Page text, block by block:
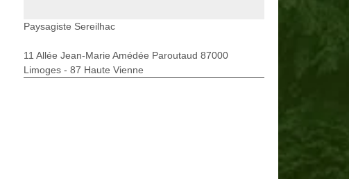
Paysagiste Sereilhac
11 Allée Jean-Marie Amédée Paroutaud 87000
Limoges - 87 Haute Vienne